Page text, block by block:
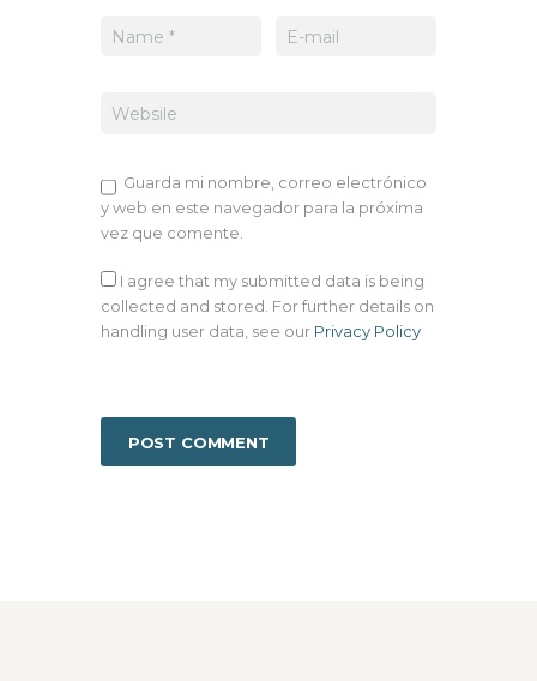
Guarda mi nombre, correo electrónico
y web en este navegador para la próxima
vez que comente.
I agree that my submitted data is being
collected and stored. For further details on
handling user data, see our Privacy Policy